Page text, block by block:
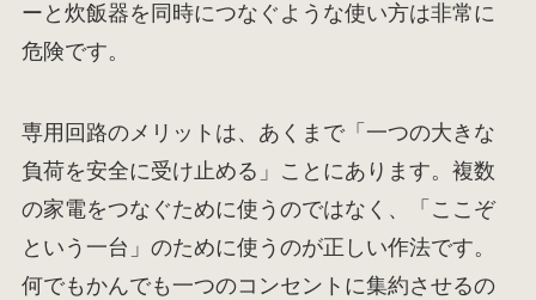
ーと炊飯器を同時につなぐような使い方は非常に
危険です。
専用回路のメリットは、あくまで「一つの大きな
負荷を安全に受け止める」ことにあります。複数
の家電をつなぐために使うのではなく、「ここぞ
という一台」のために使うのが正しい作法です。
何でもかんでも一つのコンセントに集約させるの